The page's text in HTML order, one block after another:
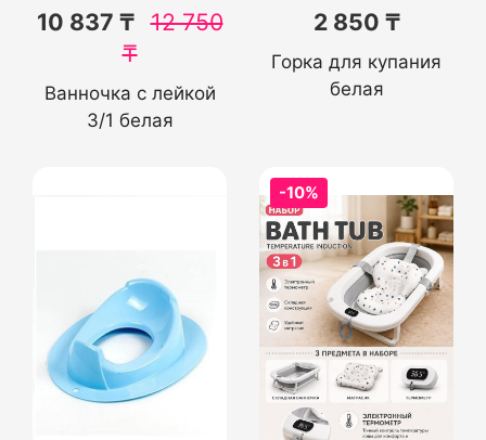
10 837 ₸ 12 750
₸
Ванночка с лейкой
3/1 белая
2 850 ₸
Горка для купания
белая
-10%